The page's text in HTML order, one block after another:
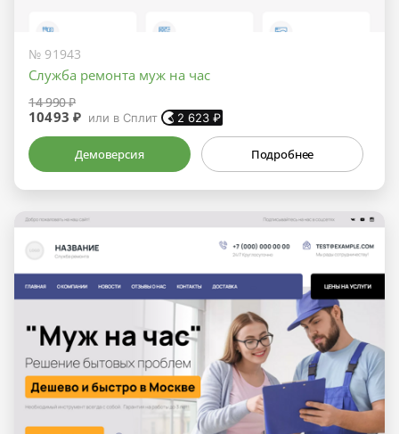
№ 91943
Служба ремонта муж на час
14 990 ₽
10493 ₽ или в Сплит 2 623 ₽
Демоверсия Подробнее